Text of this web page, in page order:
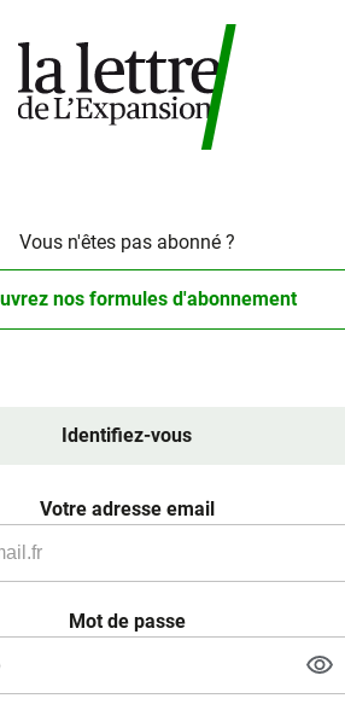
Vous n'êtes pas abonné ?
nos formules d'abonnement
Identifiez-vous
Votre adresse email
Mot de passe